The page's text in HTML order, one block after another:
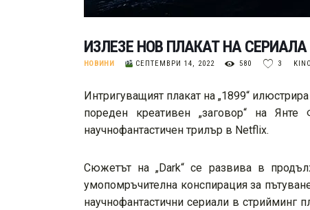
ИЗЛЕЗЕ НОВ ПЛАКАТ НА СЕРИАЛА
НОВИНИ СЕПТЕМВРИ 14, 2022 580 3
Интригуващият плакат на „1899“
пореден креативен „заговор“ на
научнофантастичен трилър в Netflix.
Сюжетът на „Dark“ се развива в
умопомръчителна конспирация за
научнофантастични сериали в стрийминг